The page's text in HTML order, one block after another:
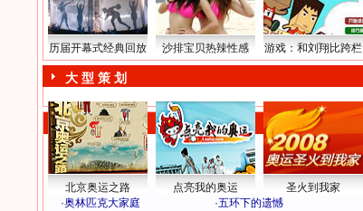
历届开幕式经典回放 沙排宝贝热辣性感 游戏：和刘翔比跨栏
大 型 策 划
北京奥运之路 点亮我的奥运
圣火到我家
·奥林匹克大家庭 ·五环下的遗憾